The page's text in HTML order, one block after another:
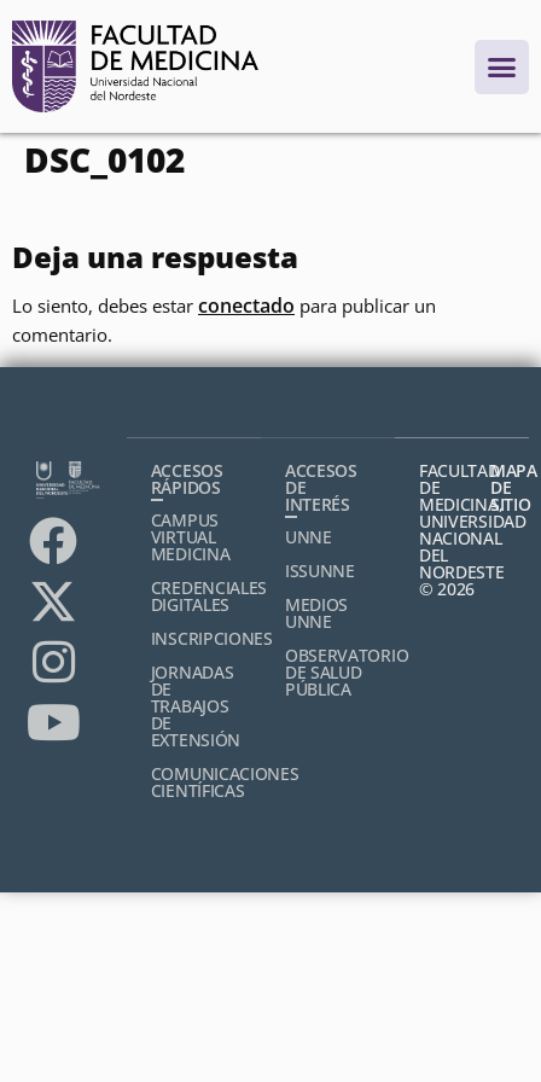
contenido
DSC_0102
Deja una respuesta
Lo siento, debes estar conectado para publicar un
comentario.
ACCESOS
RÁPIDOS
CAMPUS
VIRTUAL
MEDICINA
CREDENCIALES
DIGITALES
INSCRIPCIONES
JORNADAS
DE
TRABAJOS
DE
EXTENSIÓN
COMUNICACIONES
CIENTÍFICAS
ACCESOS
DE
INTERÉS
UNNE
ISSUNNE
MEDIOS
UNNE
OBSERVATORIO
DE SALUD
PÚBLICA
FACULTAD
DE
MEDICINA,
UNIVERSIDAD
NACIONAL
DEL
NORDESTE
© 2026
MAPA
DE
SITIO